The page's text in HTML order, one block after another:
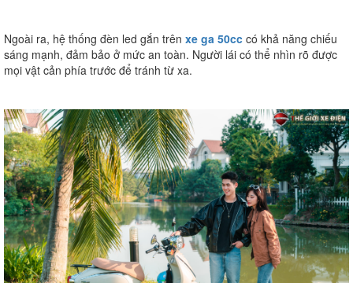
Ngoài ra, hệ thống đèn led gắn trên xe ga 50cc có khả năng chiếu
sáng mạnh, đảm bảo ở mức an toàn. Người lái có thể nhìn rõ được
mọi vật cản phía trước để tránh từ xa.